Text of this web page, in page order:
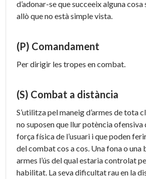
d’adonar-se que succeeix alguna
allò que no està simple vista.
(P) Comandament
Per dirigir les tropes en combat.
(S) Combat a distància
S’utilitza pel maneig d’armes de tota
no suposen que llur potència ofensiva
força física de l’usuari i que poden
del combat cos a cos. Una fona o una
armes l’ús del qual estaria controlat
habilitat. La seva dificultat rau en la